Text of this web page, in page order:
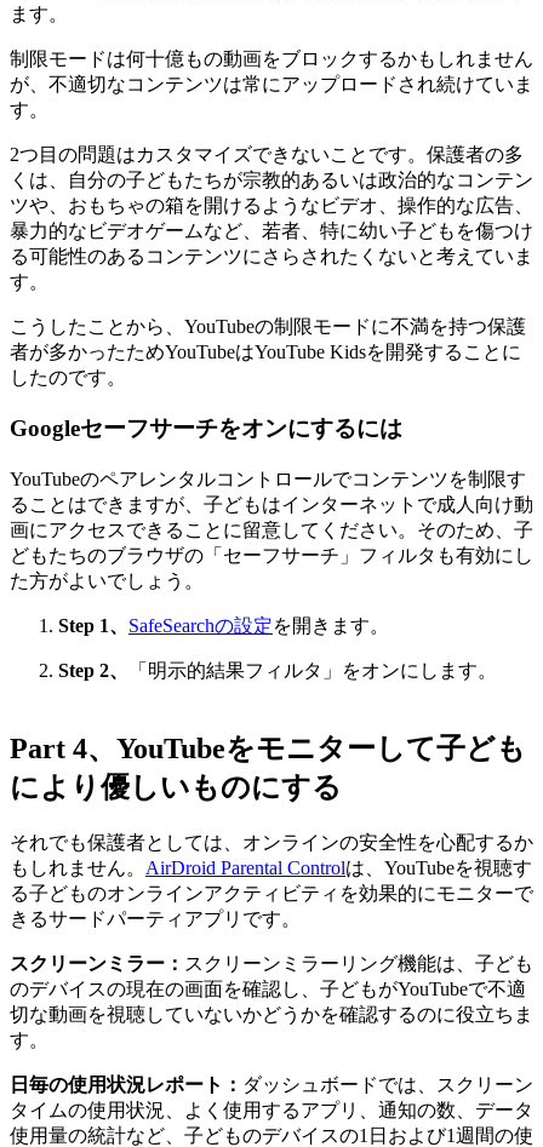
ます。
制限モードは何十億もの動画をブロックするかもしれません
が、不適切なコンテンツは常にアップロードされ続けていま
す。
2つ目の問題はカスタマイズできないことです。保護者の多
くは、自分の子どもたちが宗教的あるいは政治的なコンテン
ツや、おもちゃの箱を開けるようなビデオ、操作的な広告、
暴力的なビデオゲームなど、若者、特に幼い子どもを傷つけ
る可能性のあるコンテンツにさらされたくないと考えていま
す。
こうしたことから、YouTubeの制限モードに不満を持つ保護
者が多かったためYouTubeはYouTube Kidsを開発することに
したのです。
Googleセーフサーチをオンにするには
YouTubeのペアレンタルコントロールでコンテンツを制限す
ることはできますが、子どもはインターネットで成人向け動
画にアクセスできることに留意してください。そのため、子
どもたちのブラウザの「セーフサーチ」フィルタも有効にし
た方がよいでしょう。
Step 1、 SafeSearchの設定を開きます。
Step 2、 「明示的結果フィルタ」をオンにします。
Part 4、YouTubeをモニターして子ども
により優しいものにする
それでも保護者としては、オンラインの安全性を心配するか
もしれません。 AirDroid Parental Controlは、YouTubeを視聴す
る子どものオンラインアクティビティを効果的にモニターで
きるサードパーティアプリです。
スクリーンミラー： スクリーンミラーリング機能は、子ども
のデバイスの現在の画面を確認し、子どもがYouTubeで不適
切な動画を視聴していないかどうかを確認するのに役立ちま
す。
日毎の使用状況レポート： ダッシュボードでは、スクリーン
タイムの使用状況、よく使用するアプリ、通知の数、データ
使用量の統計など、子どものデバイスの1日および1週間の使